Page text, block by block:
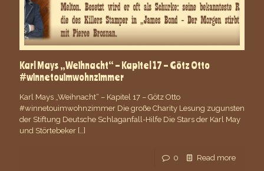
Karl Mays „Weihnacht“ – Kapitel 17 – Götz Otto
#winnetouimwohnzimmer
Karl Mays „Weihnacht“ – Kapitel 17 – Götz Otto
#winnetouimwohnzimmer Die große Charity Lesung zugunsten
der Stiftung Deutsche Schlaganfall-Hilfe Die Stars der Karl May
und Störtebeker […]
0 Read more